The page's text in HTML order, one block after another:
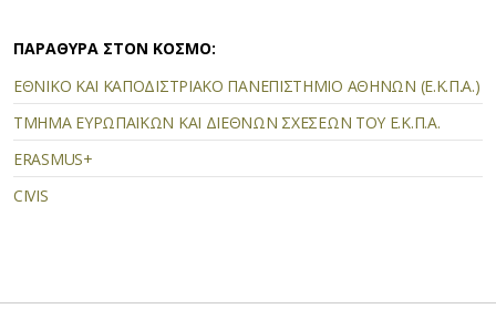
ΠΑΡΑΘΥΡΑ ΣΤΟΝ ΚΟΣΜΟ:
ΕΘΝΙΚΟ ΚΑΙ ΚΑΠΟΔΙΣΤΡΙΑΚΟ ΠΑΝΕΠΙΣΤΗΜΙΟ ΑΘΗΝΩΝ (Ε.Κ.Π.Α.)
ΤΜΗΜΑ ΕΥΡΩΠΑΪΚΩΝ ΚΑΙ ΔΙΕΘΝΩΝ ΣΧΕΣΕΩΝ ΤΟΥ Ε.Κ.Π.Α.
ERASMUS+
CIVIS